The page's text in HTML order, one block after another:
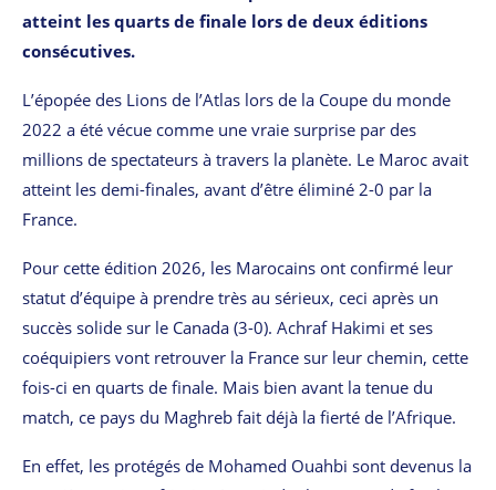
atteint les quarts de finale lors de deux éditions
consécutives.
L’épopée des Lions de l’Atlas lors de la Coupe du monde
2022 a été vécue comme une vraie surprise par des
millions de spectateurs à travers la planète. Le Maroc avait
atteint les demi-finales, avant d’être éliminé 2-0 par la
France.
Pour cette édition 2026, les Marocains ont confirmé leur
statut d’équipe à prendre très au sérieux, ceci après un
succès solide sur le Canada (3-0). Achraf Hakimi et ses
coéquipiers vont retrouver la France sur leur chemin, cette
fois-ci en quarts de finale. Mais bien avant la tenue du
match, ce pays du Maghreb fait déjà la fierté de l’Afrique.
En effet, les protégés de Mohamed Ouahbi sont devenus la